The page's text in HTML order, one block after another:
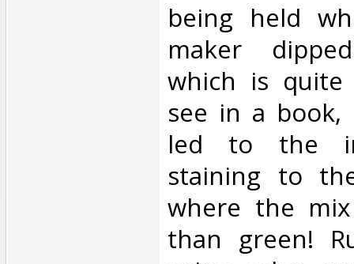
being held
maker
which is
see in a book,
led to the
staining to
where the
than green!